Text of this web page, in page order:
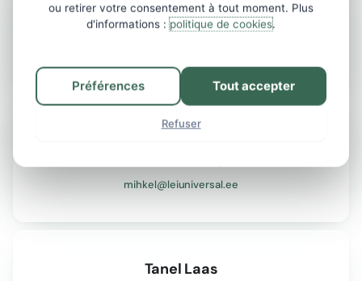
ou retirer votre consentement à tout moment. Plus
d'informations :politique de cookies.
Tout accepter
Refuser
Préférences
Henri Allik
Directeur Général
mihkel@leiuniversal.ee
Tanel Laas